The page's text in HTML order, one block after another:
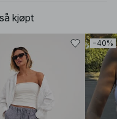
kjøpt
−40%